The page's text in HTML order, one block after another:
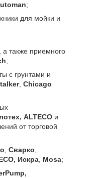
;
для мойки и
, а также приемного
;
с грунтами и
, Chicago
ALTECO и
от торговой
, Сварко,
Искра, Mosa;